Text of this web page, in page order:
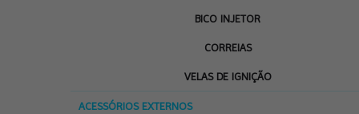
BICO INJETOR
CORREIAS
VELAS DE IGNIÇÃO
ACESSÓRIOS EXTERNOS